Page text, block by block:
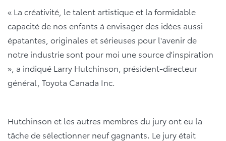
« La créativité, le talent artistique et la formidable
capacité de nos enfants à envisager des idées aussi
épatantes, originales et sérieuses pour l'avenir de
notre industrie sont pour moi une source d'inspiration
», a indiqué Larry Hutchinson, président-directeur
général, Toyota Canada Inc.
Hutchinson et les autres membres du jury ont eu la
tâche de sélectionner neuf gagnants. Le jury était